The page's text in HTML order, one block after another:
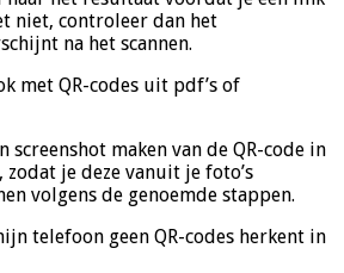
niet, controleer dan het
na het scannen.
met QR-codes uit pdf’s of
screenshot maken van de QR-code in
je deze vanuit je foto’s
volgens de genoemde stappen.
telefoon geen QR-codes herkent in